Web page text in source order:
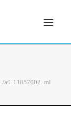
11057002_ml